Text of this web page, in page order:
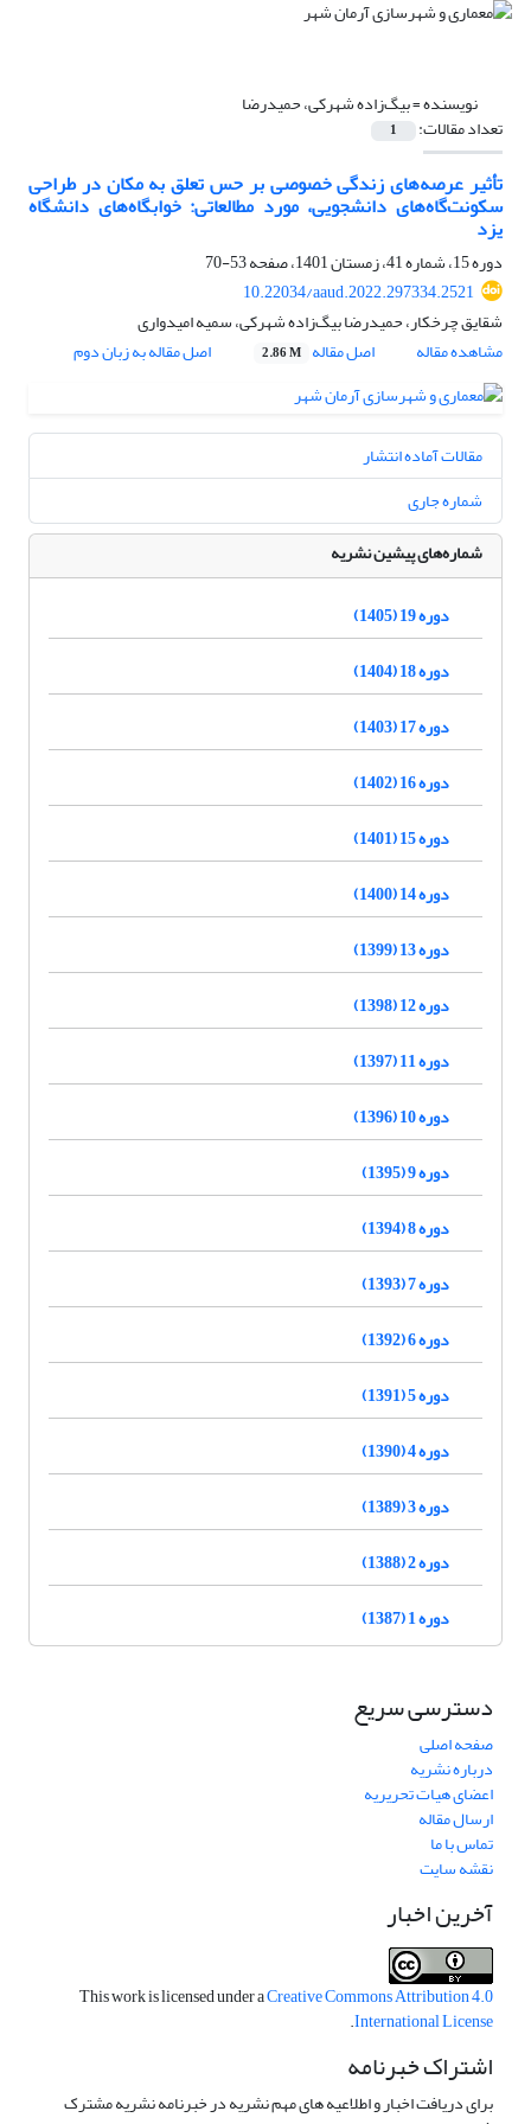
نویسنده =بیگ‌زاده شهرکی، حمیدرضا
تعداد مقالات: 1
تأثیر عرصه‌های زندگی خصوصی بر حس تعلق به مکان در طراحی
سکونت‌گاه‌های دانشجویی، مورد مطالعاتی: خوابگاه‌های دانشگاه
یزد
دوره 15، شماره 41، زمستان 1401، صفحه
53-70
10.22034/aaud.2022.297334.2521
شقایق چرخکار، حمیدرضا بیگ‌زاده شهرکی، سمیه امیدواری
مشاهده مقاله
اصل مقاله 2.86 M اصل مقاله به زبان دوم
مقالات آماده انتشار
شماره جاری
شماره‌های پیشین نشریه
دوره 19 (1405)
دوره 18 (1404)
دوره 17 (1403)
دوره 16 (1402)
دوره 15 (1401)
دوره 14 (1400)
دوره 13 (1399)
دوره 12 (1398)
دوره 11 (1397)
دوره 10 (1396)
دوره 9 (1395)
دوره 8 (1394)
دوره 7 (1393)
دوره 6 (1392)
دوره 5 (1391)
دوره 4 (1390)
دوره 3 (1389)
دوره 2 (1388)
دوره 1 (1387)
دسترسی سریع
صفحه اصلی
درباره نشریه
اعضای هیات تحریریه
ارسال مقاله
تماس با ما
نقشه سایت
آخرین اخبار
This work is licensed under aCreative Commons Attribution 4.0
International License
.
اشتراک خبرنامه
برای دریافت اخبار و اطلاعیه های مهم نشریه در خبرنامه نشریه مشترک